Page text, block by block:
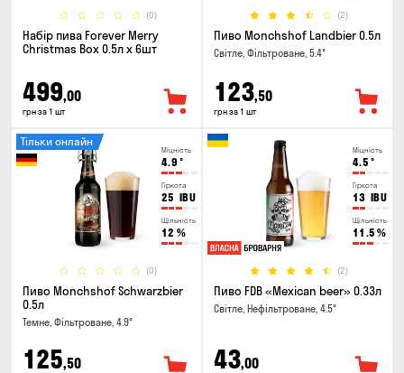
(0)
Набір пива Forever Merry
Christmas Box 0.5л x 6шт
499,00
грн за 1 шт
(2)
Пиво Monchshof Landbier 0.5л
Світле, Фільтроване, 5.4°
123,50
грн за 1 шт
Міцність
4.9 °
Гіркота
25 IBU
Щільність
12 %
(0)
Тільки онлайн
Пиво Monchshof Schwarzbier
0.5л
Темне, Фільтроване, 4.9°
125,50
Міцність
4.5 °
Гіркота
13 IBU
Щільність
11.5 %
(2)
Пиво FDB «Mexican beer» 0.33л
Світле, Нефільтроване, 4.5°
43,00